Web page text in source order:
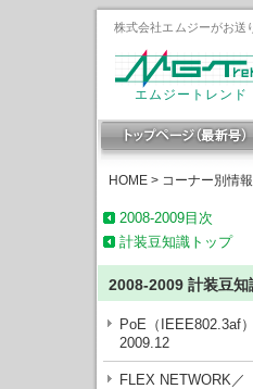
株式会社エムジーがお送
エムジートレンド
HOME > コーナー別情報
2008-2009目次
計装豆知識トップ
2008-2009 計装豆知
PoE（IEEE802.3af
2009.12
FLEX NETWORK／